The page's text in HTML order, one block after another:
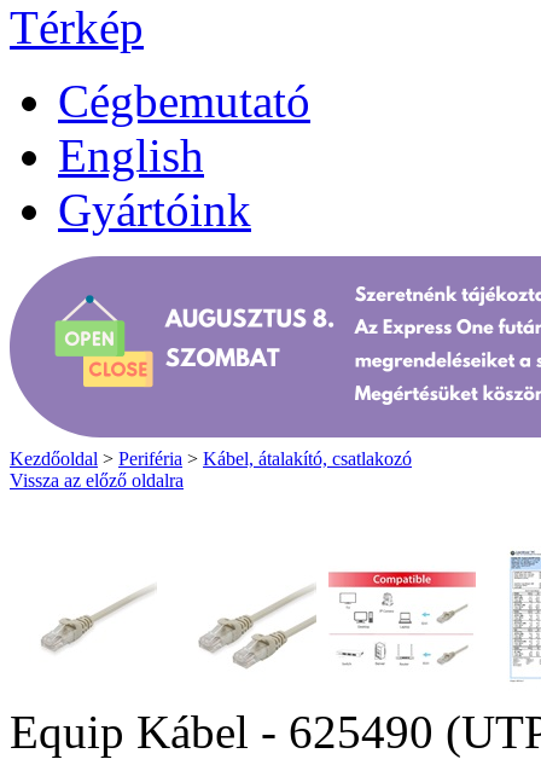
Térkép
Cégbemutató
English
Gyártóink
Kezdőoldal > Periféria > Kábel, átalakító, csatlakozó
Vissza az előző oldalra
Equip Kábel - 625490